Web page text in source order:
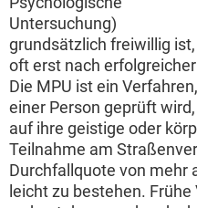
Untersuchung)
grundsätzlich freiwillig
oft erst nach
Die MPU ist ein
einer Person geprüft
auf ihre geistige oder
Teilnahme am
Durchfallquote von mehr
leicht zu bestehen.